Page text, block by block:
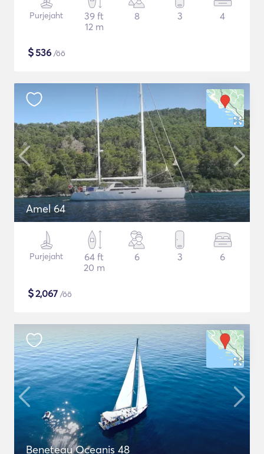
Purjejaht
39 ft
12 m
8 3 4
$536 /öö
Amel 64
Purjejaht
64 ft
20 m
6 3 6
$2,067 /öö
Beneteau Oceanis 48